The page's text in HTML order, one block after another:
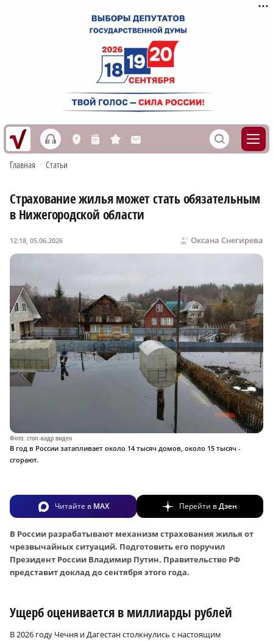
h L n s M S
Главная • Статьи
Страхование жилья может стать обязательным
в Нижегородской области
Оксана Снегирева
12:18, 05.06.2026
Фото: стоп-кадр видео
В год в России затапливает около 14 тысяч домов, около 15 тысяч -
сгорают.
Читайте в MAX Перейти вДзен
В России разрабатывают механизм страхования жилья от
чрезвычайных ситуаций. Подготовить его поручил
Президент России Владимир Путин. Правительство РФ
представит доклад до сентября этого года.
Ущерб оценивается в миллиарды рублей
В 2026 году Чечня и Дагестан столкнулись с настоящим